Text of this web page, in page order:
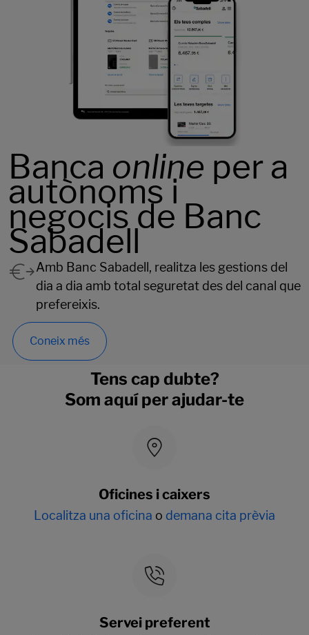
Banca online per a
autònoms i
negocis de Banc
Sabadell
Amb Banc Sabadell, realitza les gestions del
dia a dia amb total seguretat des del canal que
prefereixis.
Coneix més
Tens cap dubte?
Som aquí per ajudar-te
Oficines i caixers
Localitza una oficina o demana cita prèvia
Servei preferent